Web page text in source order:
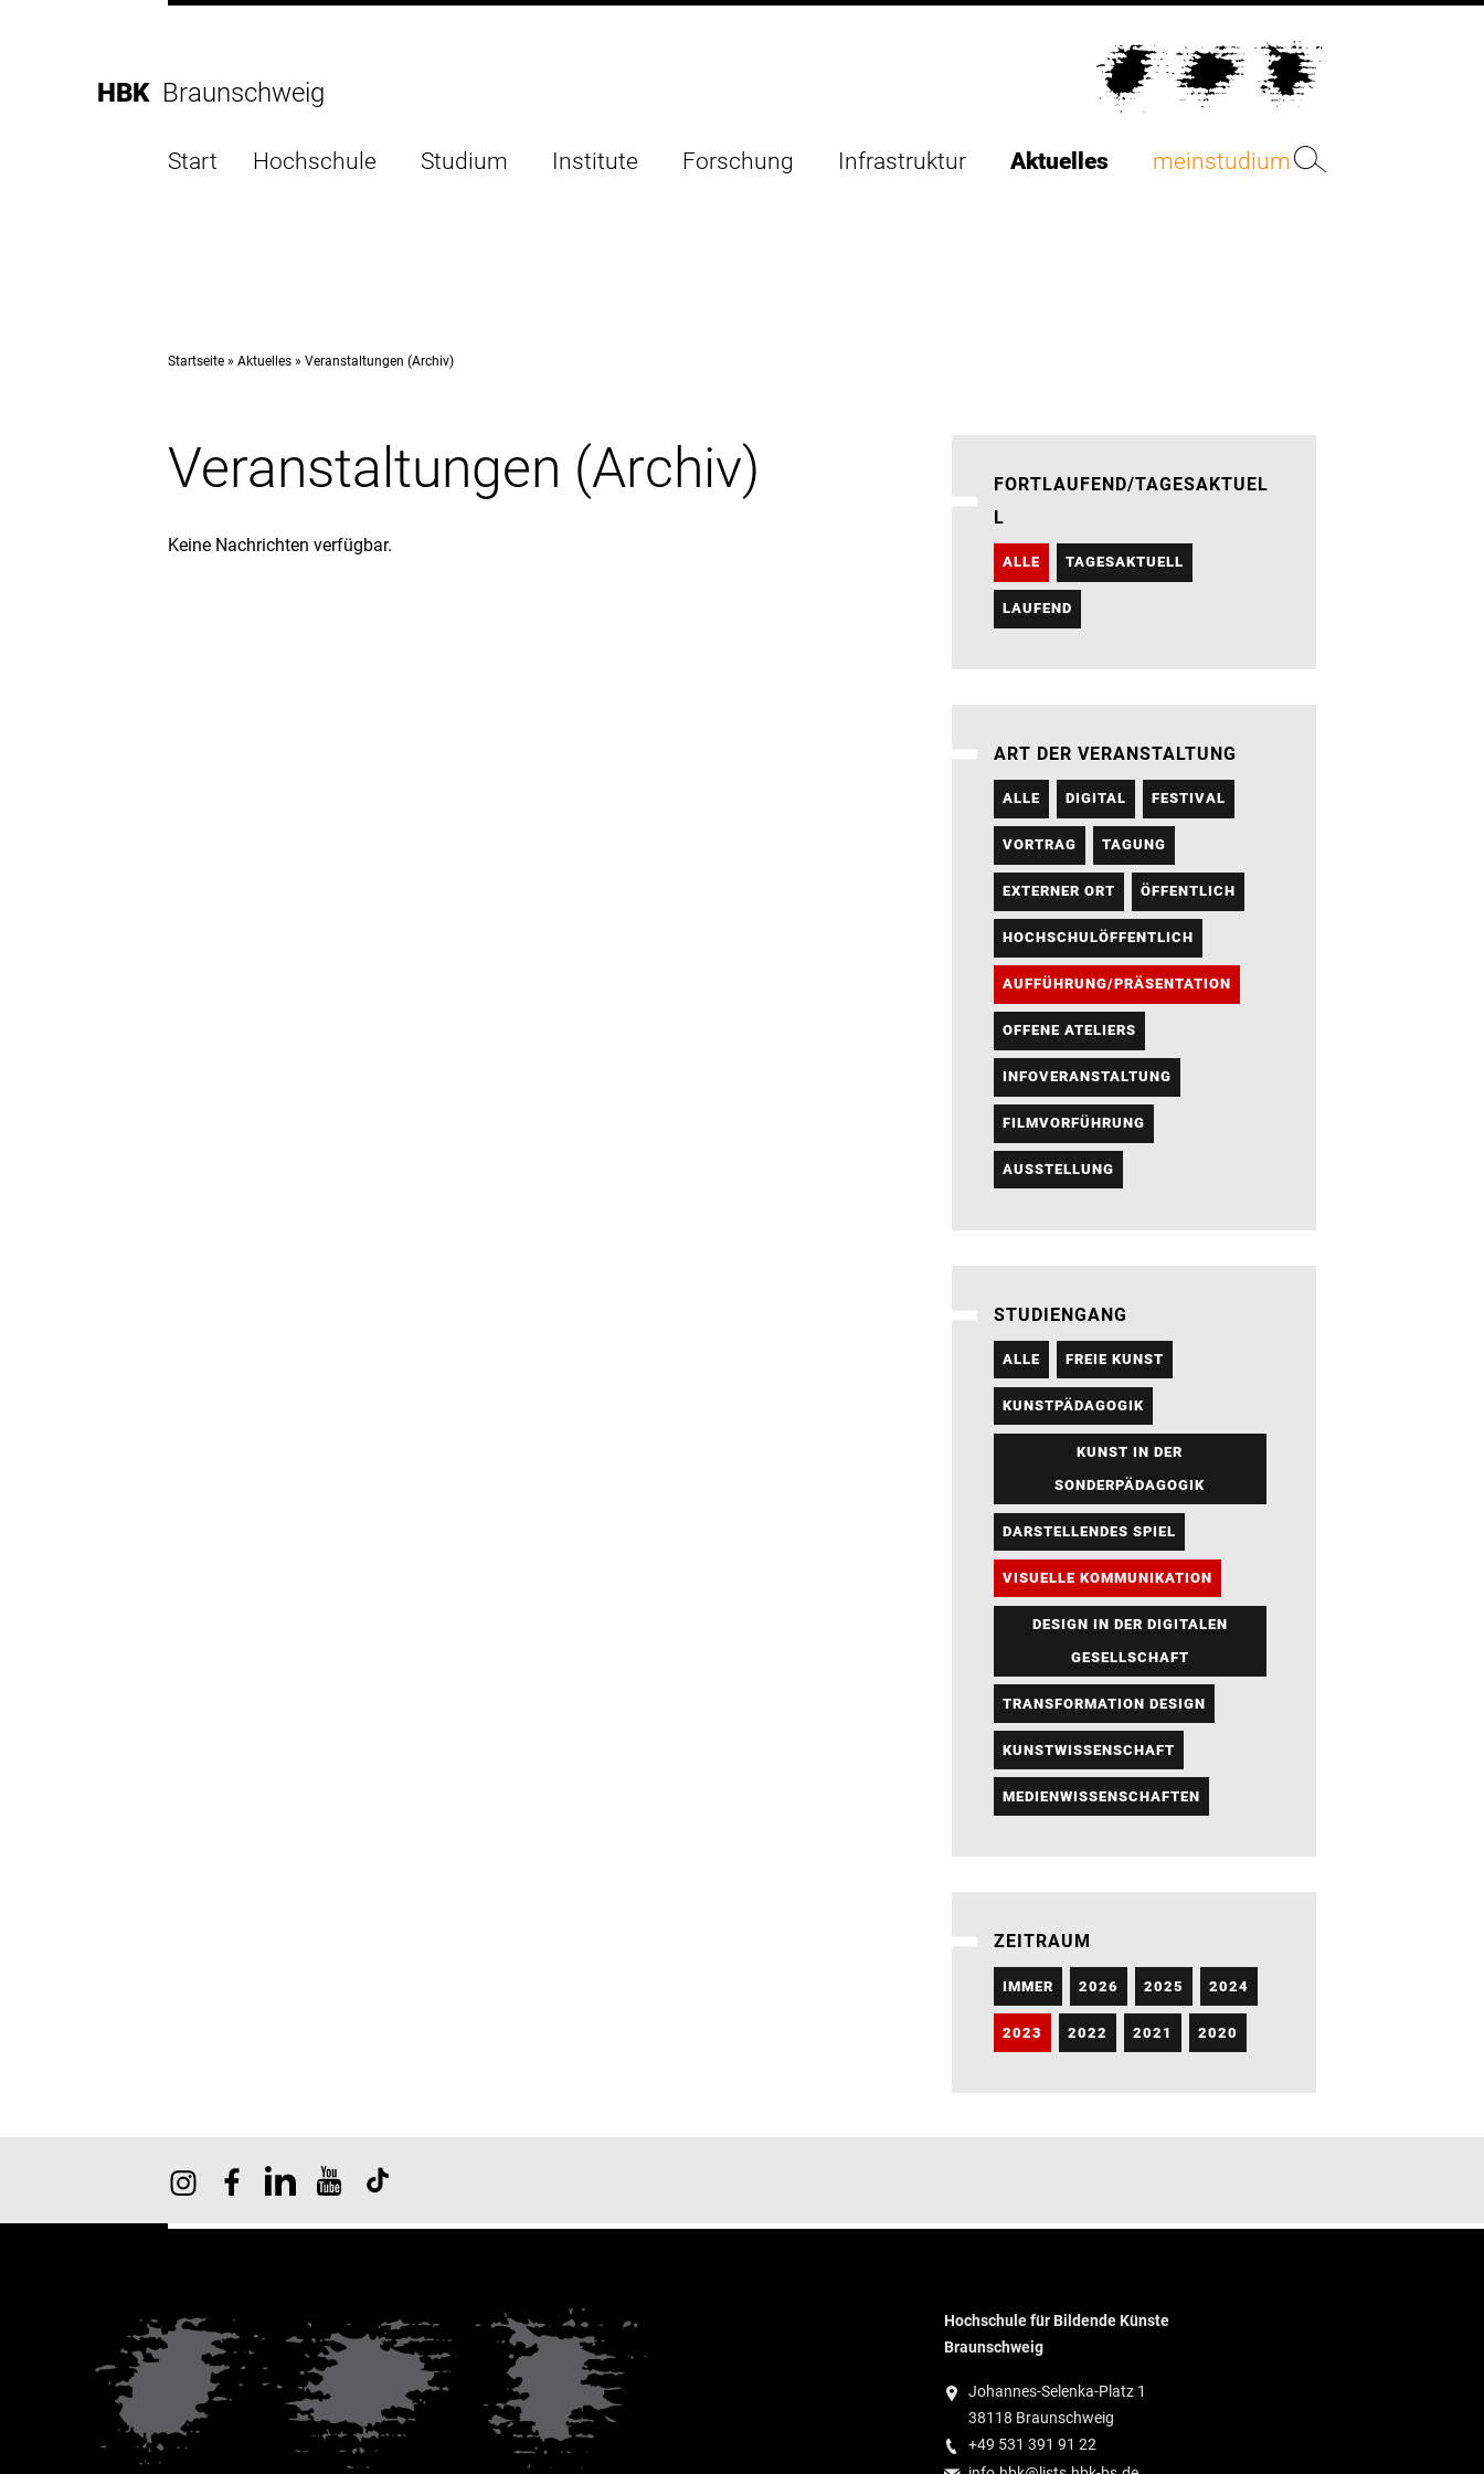
Hauptnavigation
HBK Braunschweig
Start Hochschule Studium Institute Forschung Infrastruktur Aktuelles meinstudium
Startseite Aktuelles Veranstaltungen (Archiv)
Veranstaltungen (Archiv)
Keine Nachrichten verfügbar.
FORTLAUFEND/TAGESAKTUEL
L
ALLE TAGESAKTUELL
LAUFEND
ART DER VERANSTALTUNG
ALLE DIGITAL FESTIVAL
VORTRAG TAGUNG
EXTERNER ORT ÖFFENTLICH
HOCHSCHULÖFFENTLICH
AUFFÜHRUNG/PRÄSENTATION
OFFENE ATELIERS
INFOVERANSTALTUNG
FILMVORFÜHRUNG
AUSSTELLUNG
STUDIENGANG
ALLE FREIE KUNST
KUNSTPÄDAGOGIK
KUNST IN DER
SONDERPÄDAGOGIK
DARSTELLENDES SPIEL
VISUELLE KOMMUNIKATION
DESIGN IN DER DIGITALEN
GESELLSCHAFT
TRANSFORMATION DESIGN
KUNSTWISSENSCHAFT
MEDIENWISSENSCHAFTEN
ZEITRAUM
IMMER 2026 2025 2024
2023 2022 2021 2020
Hochschule für Bildende Künste
Braunschweig
Johannes-Selenka-Platz 1
38118 Braunschweig
+49 531 391 91 22